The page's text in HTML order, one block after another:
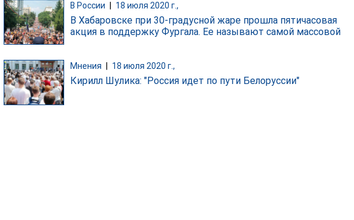
В России 18 июля 2020 г.,
В Хабаровске при 30-градусной жаре прошла пятичасовая
акция в поддержку Фургала. Ее называют самой массовой
Мнения 18 июля 2020 г.,
Кирилл Шулика: "Россия идет по пути Белоруссии"